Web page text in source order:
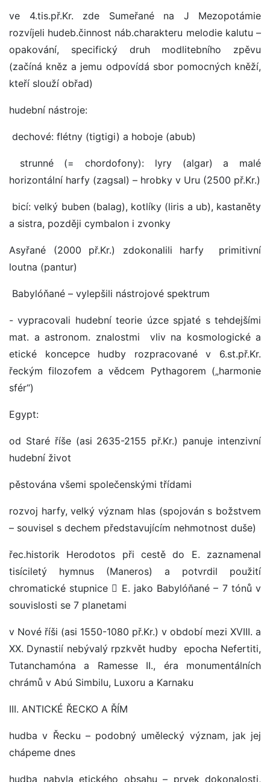
ve 4.tis.př.Kr. zde Sumeřané na J Mezopotámie
rozvíjeli hudeb.činnost náb.charakteru melodie kalutu –
opakování, specifický druh modlitebního zpěvu
(začíná kněz a jemu odpovídá sbor pomocných kněží,
kteří slouží obřad)
hudební nástroje:
dechové: flétny (tigtigi) a hoboje (abub)
strunné (= chordofony): lyry (algar) a malé
horizontální harfy (zagsal) – hrobky v Uru (2500 př.Kr.)
bicí: velký buben (balag), kotlíky (liris a ub), kastaněty
a sistra, později cymbalon i zvonky
Asyřané (2000 př.Kr.) zdokonalili harfy primitivní
loutna (pantur)
Babylóňané – vylepšili nástrojové spektrum
- vypracovali hudební teorie úzce spjaté s tehdejšími
mat. a astronom. znalostmi vliv na kosmologické a
etické koncepce hudby rozpracované v 6.st.př.Kr.
řeckým filozofem a vědcem Pythagorem („harmonie
sfér“)
Egypt:
od Staré říše (asi 2635-2155 př.Kr.) panuje intenzivní
hudební život
pěstována všemi společenskými třídami
rozvoj harfy, velký význam hlas (spojován s božstvem
– souvisel s dechem představujícím nehmotnost duše)
řec.historik Herodotos při cestě do E. zaznamenal
tisíciletý hymnus (Maneros) a potvrdil použití
chromatické stupnice  E. jako Babylóňané – 7 tónů v
souvislosti se 7 planetami
v Nové říši (asi 1550-1080 př.Kr.) v období mezi XVIII. a
XX. Dynastií nebývalý rpzkvět hudby epocha Nefertiti,
Tutanchamóna a Ramesse II., éra monumentálních
chrámů v Abú Simbilu, Luxoru a Karnaku
III. ANTICKÉ ŘECKO A ŘÍM
hudba v Řecku – podobný umělecký význam, jak jej
chápeme dnes
hudba nabyla etického obsahu – prvek dokonalosti,